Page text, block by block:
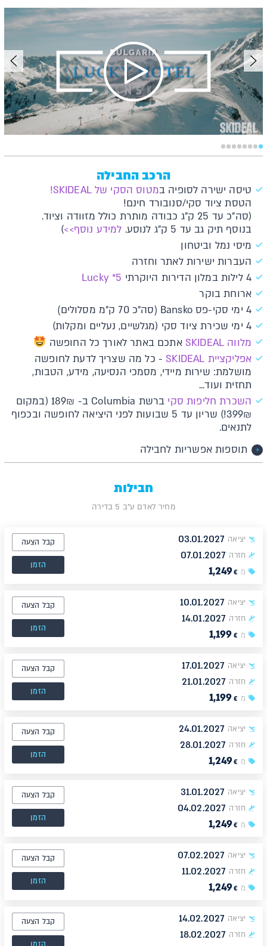
הרכב החבילה
טיסה ישירה לסופיה במטוס הסקי של SKIDEAL!
הטסת ציוד סקי/סנובורד חינם!
(סה"כ עד 25 ק"ג כבודה מותרת כולל מזוודה וציוד.
בנוסף תיק גב עד 5 ק"ג לנוסע.
למידע נוסף>>)
מיסי נמל וביטחון
העברות ישירות לאתר וחזרה
4 לילות במלון הדירות היוקרתי
ארוחת בוקר
4 ימי סקי-פס Bansko (סה"כ 70 ק"מ מסלולים)
4 ימי שכירת ציוד סקי (מגלשיים, נעליים ומקלות)
מלווה SKIDEAL
אתכם באתר לאורך כל החופשה
א​פליקציית SKIDEAL​​
- כל מה שצריך לדעת לחופשה
מושלמת: שירות מיידי, מסמכי הנסיעה, מידע, הטבות,
תחזית ועוד...
השכרת חליפות סקי
ברשת Columbia ב- 189₪ (במקום
399₪!) שריון עד 5 שבועות לפני היציאה לחופשה ובכפוף
לתנאים.
תוספות אפשריות לחבילה
חבילות
מחיר לאדם ע"ב 5 בדירה
יציאה 03.01.2027
חזרה 07.01.2027
מ 1,249 €
קבל הצעה
הזמן
יציאה 10.01.2027
חזרה 14.01.2027
מ 1,199 €
קבל הצעה
הזמן
יציאה 17.01.2027
חזרה 21.01.2027
מ 1,199 €
קבל הצעה
הזמן
יציאה 24.01.2027
חזרה 28.01.2027
מ 1,249 €
קבל הצעה
הזמן
יציאה 31.01.2027
חזרה 04.02.2027
מ 1,249 €
קבל הצעה
הזמן
יציאה 07.02.2027
חזרה 11.02.2027
מ 1,249 €
קבל הצעה
הזמן
יציאה 14.02.2027
חזרה 18.02.2027
קבל הצעה